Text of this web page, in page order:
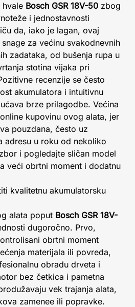
hvale Bosch GSR 18V-50 zbog
i jednostavnosti
da, iako je lagan, ovaj
za većinu svakodnevnih
zadataka, od bušenja rupa u
stotina vijaka pri
recenzije se često
akumulatora i intuitivnu
brze prilagodbe. Većina
kupovinu ovog alata, jer
pouzdana, često uz
adresu u roku od nekoliko
i pogledajte sličan model
veći obrtni moment i dodatnu
kvalitetnu akumulatorsku
alata poput Bosch GSR 18V-
dugoročno. Prvo,
obrtni moment
materijala ili povreda,
obradu drveta i
bez četkica i pametna
vek trajanja alata,
zamenee ili popravke.